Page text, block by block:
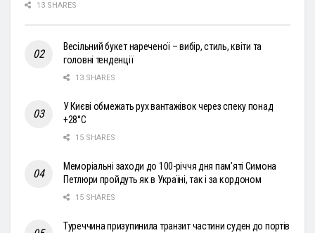
13 SHARES
Весільний букет нареченої – вибір, стиль, квіти та
головні тенденції
13 SHARES
У Києві обмежать рух вантажівок через спеку понад
+28°С
15 SHARES
Меморіальні заходи до 100-річчя дня пам’яті Симона
Петлюри пройдуть як в Україні, так і за кордоном
15 SHARES
Туреччина призупинила транзит частини суден до портів